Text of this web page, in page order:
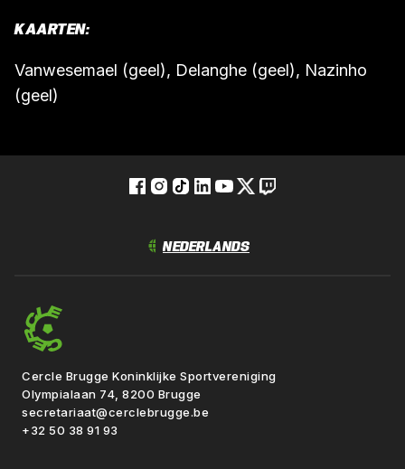
KAARTEN:
Vanwesemael (geel), Delanghe (geel), Nazinho
(geel)
Cercle Brugge Koninklijke Sportvereniging
Olympialaan 74, 8200 Brugge
secretariaat@cerclebrugge.be
+32 50 38 91 93